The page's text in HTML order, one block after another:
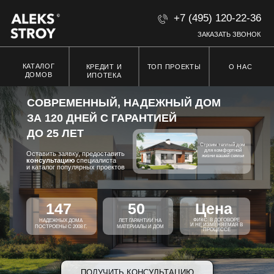
+7 (495) 120-22-36
ЗАКАЗАТЬ ЗВОНОК
О НАС
ТОП ПРОЕКТЫ
КРЕДИТ И
КАТАЛОГ
ФИКС. В ДОГОВОРЕ
И НЕ ИЗМЕНЯЕМАЯ В
ПРОЦЕССЕ
Цена
ЛЕТ ГАРАНТИИ НА
МАТЕРИАЛЫ И ДОМ
50
НАДЕЖНЫХ ДОМА
ПОСТРОЕНЫ С 2008 Г.
147
СОВРЕМЕННЫЙ, НАДЕЖНЫЙ ДОМ
ЗА 120 ДНЕЙ С ГАРАНТИЕЙ
ДО 25 ЛЕТ
Оставить заявку, предоставить
консультацию специалиста
и каталог популярных проектов
Строим теплый дом
для комфортной
жизни вашей семьи